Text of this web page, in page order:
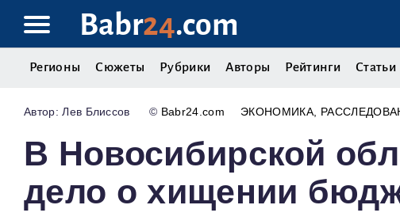
Babr24.com
Регионы Сюжеты Рубрики Авторы Рейтинги Статьи
Лев Блиссов © Babr24.com ЭКОНОМИКА
В Новосибирской
дело о хищении